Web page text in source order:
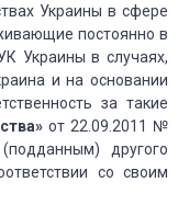
Украины в сфере
постоянно в
Украины в случаях,
и на основании
за такие
от 22.09.2011 №
другого
со своим